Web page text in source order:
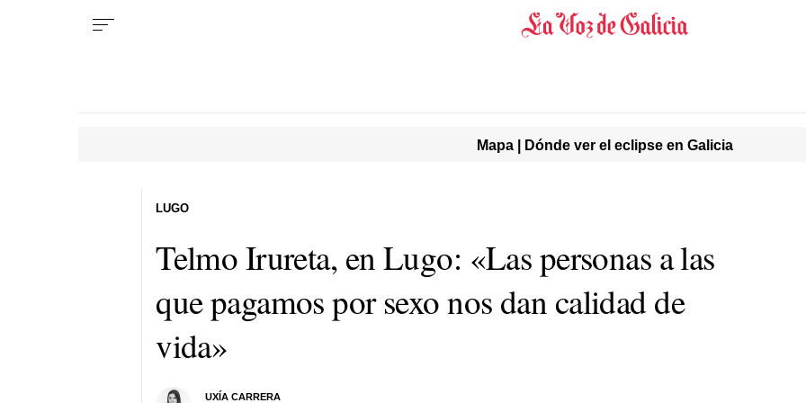
Mapa | Dónde ver el eclipse en Galicia
Telmo Irureta, en Lugo: «Las personas a las
que pagamos por sexo nos dan calidad de
vida»
UXÍA CARRERA
LUGO